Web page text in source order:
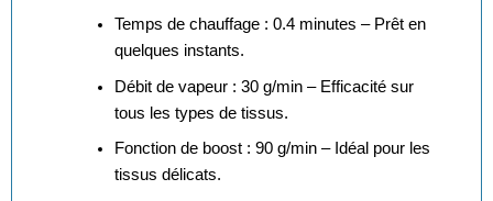
Temps de chauffage : 0.4 minutes – Prêt en
quelques instants.
Débit de vapeur : 30 g/min – Efficacité sur
tous les types de tissus.
Fonction de boost : 90 g/min – Idéal pour les
tissus délicats.